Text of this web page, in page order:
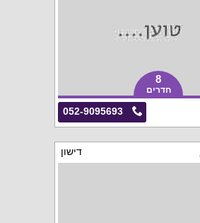
8
חדרים
052-9095693
דישון